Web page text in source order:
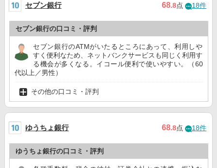
セブン銀行 68.8点 18件
セブン銀行の口コミ・評判
セブン銀行のATMがいたるところにあって、利用しや
すく便利なため、ネットバンクサービスも同じく利用す
る機会が多くなる。イコール便利で使いやすい。（60
代以上／男性）
その他の口コミ・評判
ゆうちょ銀行 68.8点 18件
ゆうちょ銀行の口コミ・評判